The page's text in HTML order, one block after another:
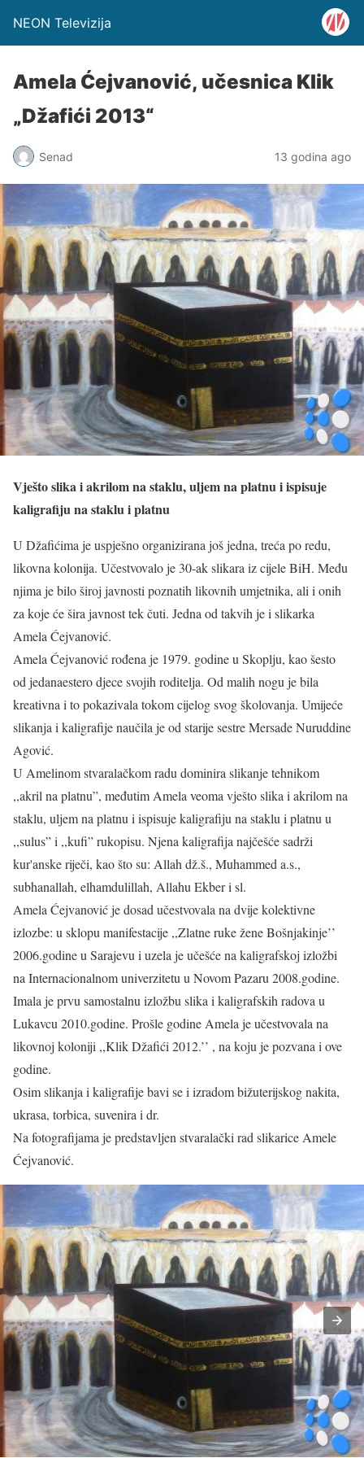
NEON Televizija
Amela Ćejvanović, učesnica Klik
„Džafići 2013“
Senad 13 godina ago
Vješto slika i akrilom na staklu, uljem na platnu i ispisuje
kaligrafiju na staklu i platnu
U Džafićima je uspješno organizirana još jedna, treća po redu,
likovna kolonija. Učestvovalo je 30-ak slikara iz cijele BiH. Među
njima je bilo široj javnosti poznatih likovnih umjetnika, ali i onih
za koje će šira javnost tek čuti. Jedna od takvih je i slikarka
Amela Ćejvanović.
Amela Ćejvanović rođena je 1979. godine u Skoplju, kao šesto
od jedanaestero djece svojih roditelja. Od malih nogu je bila
kreativna i to pokazivala tokom cijelog svog školovanja. Umijeće
slikanja i kaligrafije naučila je od starije sestre Mersade Nuruddine
Agović.
U Amelinom stvaralačkom radu dominira slikanje tehnikom
,,akril na platnu”, međutim Amela veoma vješto slika i akrilom na
staklu, uljem na platnu i ispisuje kaligrafiju na staklu i platnu u
,,sulus” i ,,kufi” rukopisu. Njena kaligrafija najčešće sadrži
kur'anske riječi, kao što su: Allah dž.š., Muhammed a.s.,
subhanallah, elhamdulillah, Allahu Ekber i sl.
Amela Ćejvanović je dosad učestvovala na dvije kolektivne
izlozbe: u sklopu manifestacije ,,Zlatne ruke žene Bošnjakinje’’
2006.godine u Sarajevu i uzela je učešće na kaligrafskoj izložbi
na Internacionalnom univerzitetu u Novom Pazaru 2008.godine.
Imala je prvu samostalnu izložbu slika i kaligrafskih radova u
Lukavcu 2010.godine. Prošle godine Amela je učestvovala na
likovnoj koloniji ,,Klik Džafići 2012.’’ , na koju je pozvana i ove
godine.
Osim slikanja i kaligrafije bavi se i izradom bižuterijskog nakita,
ukrasa, torbica, suvenira i dr.
Na fotografijama je predstavljen stvaralački rad slikarice Amele
Ćejvanović.